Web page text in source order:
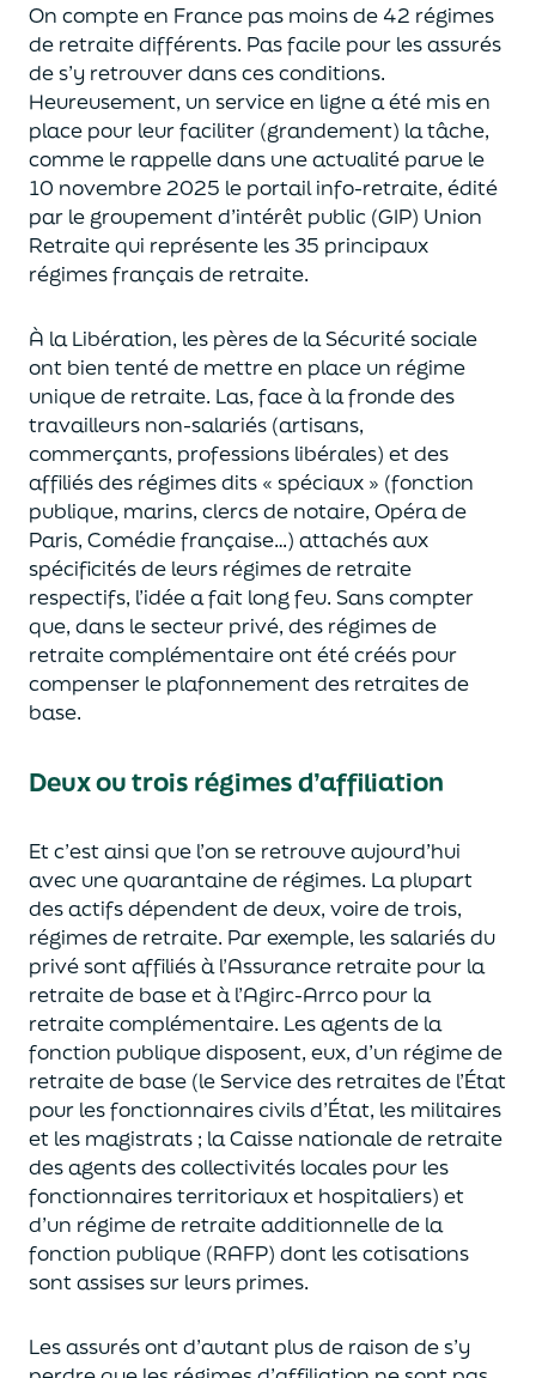
On compte en France pas moins de 42 régimes
de retraite différents. Pas facile pour les assurés
des’y retrouver dans ces conditions.
Heureusement, un serviceen ligne a été mis en
place pour leur faciliter (grandement) la tâche,
comme le rappelledans une actualité parue le
10 novembre 2025 le portailinfo-retraite, édité
par le groupement d’intérêt public (GIP) Union
Retraite qui représente les 35 principaux
régimesfrançaisde retraite.
À la Libération, les pères de la Sécurité sociale
ont bien tenté de mettre en place un régime
unique de retraite. Las, face à la frondedes
travailleurs non-salariés (artisans,
commerçants, professions libérales) et des
affiliés des régimes dits « spéciaux » (fonction
publique, marins, clercs de notaire, Opéra de
Paris, Comédie française…) attachés aux
spécificités de leurs régimesde retraite
respectifs, l’idéea fait long feu. Sans compter
que, dans le secteur privé, des régimes de
retraite complémentaireont été créés pour
compenser le plafonnement des retraites de
base.
Deux ou trois régimes d’affiliation
Et c’est ainsi que l’on se retrouve aujourd’hui
avec une quarantainede régimes. La plupart
des actifs dépendent de deux, voiredetrois,
régimes de retraite. Par exemple, les salariés du
privésontaffiliés à l’Assurance retraite pour la
retraite de base et à l’Agirc-Arrco pour la
retraite complémentaire. Les agents de la
fonction publique disposent, eux, d’un régime de
retraite de base (le Service des retraites de l’État
pour les fonctionnaires civilsd’État, les militaires
et les magistrats ; la Caisse nationale de retraite
des agents des collectivités locales pour les
fonctionnaires territoriaux et hospitaliers) et
d’un régime de retraite additionnellede la
fonction publique (RAFP) dont les cotisations
sont assises sur leurs primes.
Lesassurésontd’autant plus de raison de s’y